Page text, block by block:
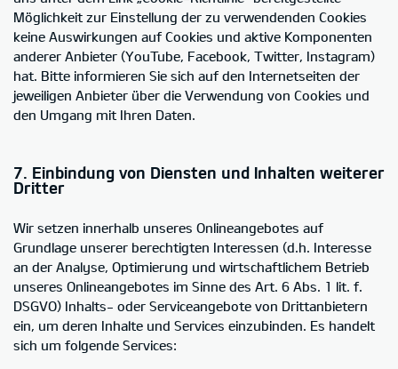
Möglichkeit zur Einstellung der zu verwendenden Cookies
keine Auswirkungen auf Cookies und aktive Komponenten
anderer Anbieter (YouTube, Facebook, Twitter, Instagram)
hat. Bitte informieren Sie sich auf den Internetseiten der
jeweiligen Anbieter über die Verwendung von Cookies und
den Umgang mit Ihren Daten.
7. Einbindung von Diensten und Inhalten weiterer
Dritter
Wir setzen innerhalb unseres Onlineangebotes auf
Grundlage unserer berechtigten Interessen (d.h. Interesse
an der Analyse, Optimierung und wirtschaftlichem Betrieb
unseres Onlineangebotes im Sinne des Art. 6 Abs. 1 lit. f.
DSGVO) Inhalts- oder Serviceangebote von Drittanbietern
ein, um deren Inhalte und Services einzubinden. Es handelt
sich um folgende Services: